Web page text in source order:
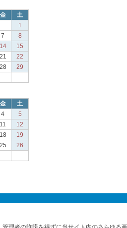
金
土
1
7
8
14
15
21
22
28
29
金
土
4
5
11
12
18
19
25
26